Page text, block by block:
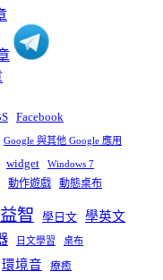
Facebook
Google 與其他 Google 應用
widget Windows 7
動作遊戲 動態桌布
智 學日文 學英文
日文學習 桌布
環境音 療癒